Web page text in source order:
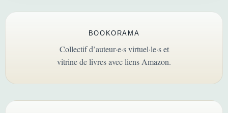
BOOKORAMA
Collectif d’auteur·e·s virtuel·le·s et
vitrine de livres avec liens Amazon.